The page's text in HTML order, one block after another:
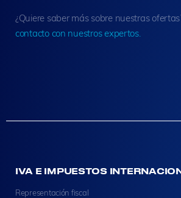
¿Quiere saber más sobre nuestras
contacto con nuestros expertos.
IVA E IMPUESTOS
Representación fiscal